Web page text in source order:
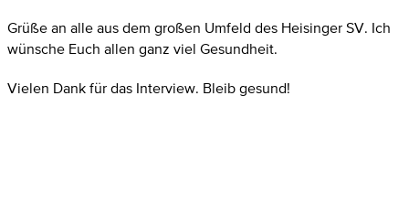
Grüße an alle aus dem großen Umfeld des Heisinger SV. Ich
wünsche Euch allen ganz viel Gesundheit.
Vielen Dank für das Interview. Bleib gesund!